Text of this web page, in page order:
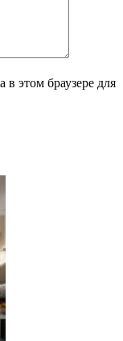
в этом браузере для